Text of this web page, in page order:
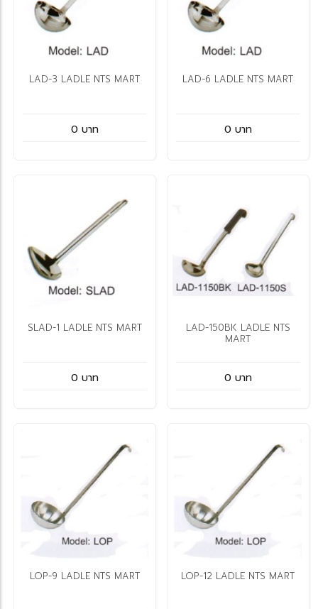
LAD-3 LADLE NTS MART
0 บาท
LAD-6 LADLE NTS MART
0 บาท
SLAD-1 LADLE NTS MART
0 บาท
LAD-150BK LADLE NTS
MART
0 บาท
LOP-9 LADLE NTS MART LOP-12 LADLE NTS MART